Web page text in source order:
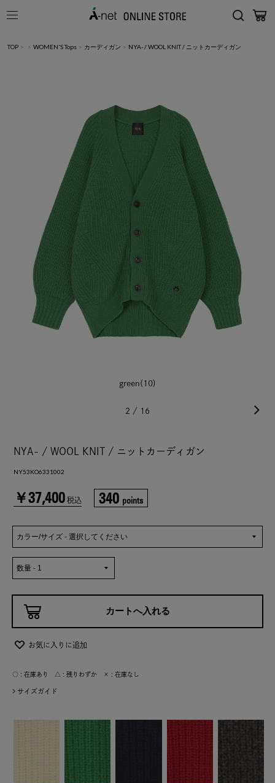
TOP > > WOMEN'S Tops > カーディガン > NYA- / WOOL KNIT / ニットカーディガン
green(10)
2 / 16
NYA- / WOOL KNIT / ニットカーディガン
NY53KO6331002
￥37,400 税込 340 points
お気に入りに追加
○ : 在庫あり △ : 残りわずか × : 在庫なし
サイズガイド